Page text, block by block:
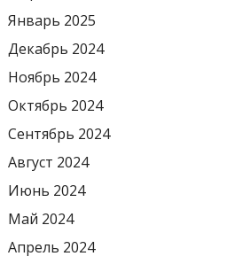
Январь 2025
Декабрь 2024
Ноябрь 2024
Октябрь 2024
Сентябрь 2024
Август 2024
Июнь 2024
Май 2024
Апрель 2024